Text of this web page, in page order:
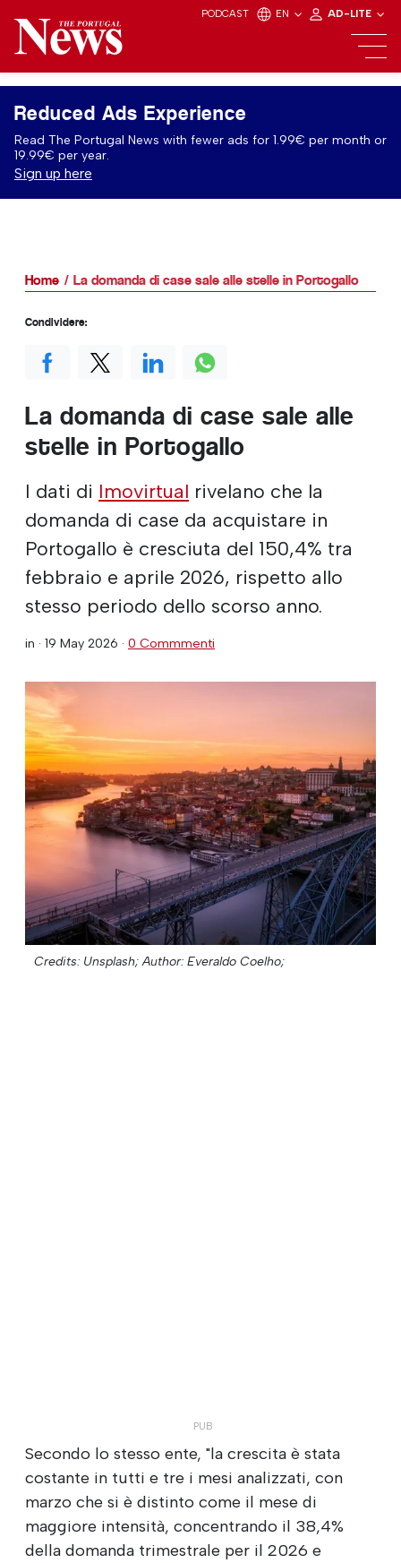
PODCAST EN AD-LITE
Reduced Ads Experience
Read The Portugal News with fewer ads for 1.99€ per month or
19.99€ per year.
Sign up here
Home La domanda di case sale alle stelle in Portogallo
La domanda di case sale alle
stelle in Portogallo
I dati di Imovirtual rivelano che la
domanda di case da acquistare in
Portogallo è cresciuta del 150,4% tra
febbraio e aprile 2026, rispetto allo
stesso periodo dello scorso anno.
in · 19 May 2026 · 0 Commmenti
Credits: Unsplash; Author: Everaldo Coelho;
Secondo lo stesso ente, "la crescita è stata
costante in tutti e tre i mesi analizzati, con
marzo che si è distinto come il mese di
maggiore intensità, concentrando il 38,4%
della domanda trimestrale per il 2026 e
Condividere: